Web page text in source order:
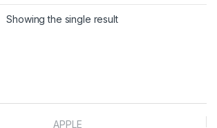
Showing the single result